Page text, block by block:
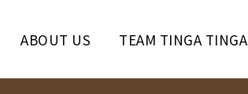
ABOUT US TEAM TINGA TINGA